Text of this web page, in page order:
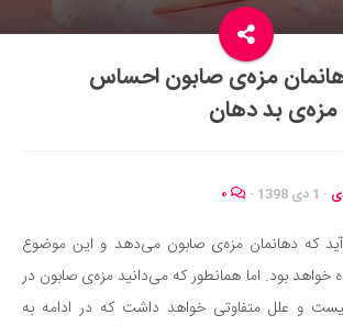
فردی
مزه‌ی صابون احساس
بد دهان
· 1 دی 1398 ·
که دهانمان مزه‌ی صابون می‌دهد و این موضوع
خواهد بود. اما همانطور که ‌می‌دانید مزه‌ی صابون در
و علل متفاوتی خواهد داشت که در ادامه به